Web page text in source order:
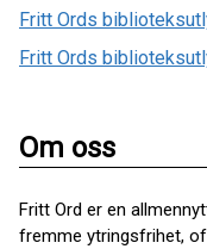
Fritt Ords
Fritt Ords
Om oss
Fritt Ord er en
fremme ytringsfrihet,